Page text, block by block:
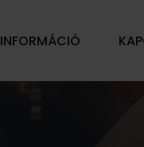
INFORMÁCIÓ